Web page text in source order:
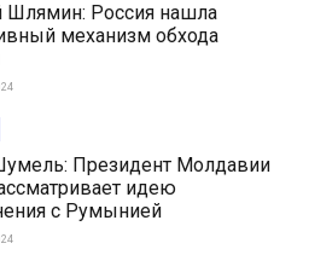
Шлямин: Россия нашла
механизм обхода
Президент Молдавии
идею
с Румынией